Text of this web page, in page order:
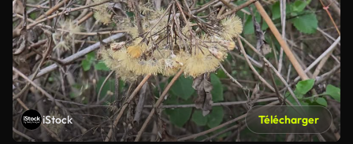
iStock Télécharger